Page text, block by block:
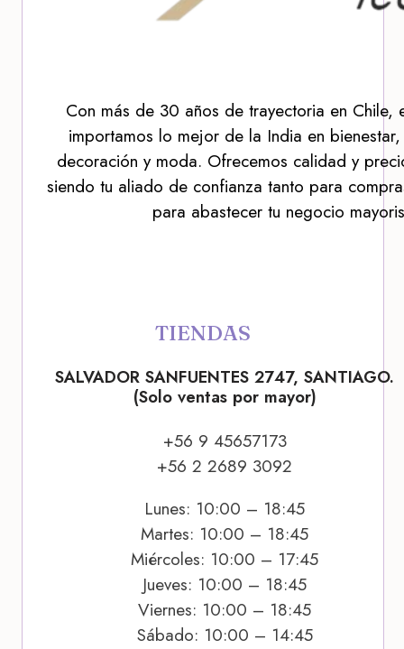
Con más de 30 años de trayectoria en Chile,
importamos lo mejor de la India en
decoración y moda. Ofrecemos calidad y
siendo tu aliado de confianza tanto para
para abastecer tu negocio
TIENDAS
SALVADOR SANFUENTES 2747, SANTIAGO.
(Solo ventas por mayor)
+56 9 45657173
+56 2 2689 3092
Lunes: 10:00 – 18:45
Martes: 10:00 – 18:45
Miércoles: 10:00 – 17:45
Jueves: 10:00 – 18:45
Viernes: 10:00 – 18:45
Sábado: 10:00 – 14:45